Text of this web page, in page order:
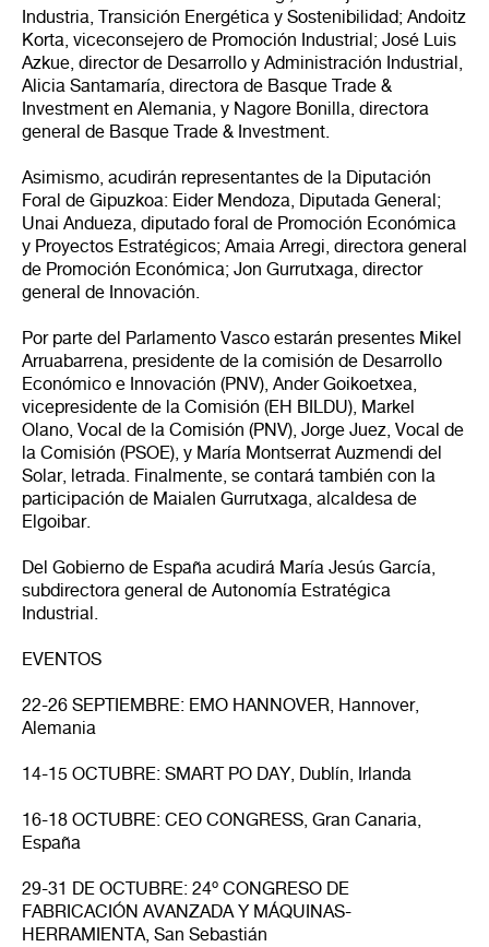
Industria, Transición Energética y Sostenibilidad; Andoitz
Korta, viceconsejero de Promoción Industrial; José Luis
Azkue, director de Desarrollo y Administración Industrial,
Alicia Santamaría, directora de Basque Trade &
Investment en Alemania, y Nagore Bonilla, directora
general de Basque Trade & Investment.
Asimismo, acudirán representantes de la Diputación
Foral de Gipuzkoa: Eider Mendoza, Diputada General;
Unai Andueza, diputado foral de Promoción Económica
y Proyectos Estratégicos; Amaia Arregi, directora general
de Promoción Económica; Jon Gurrutxaga, director
general de Innovación.
Por parte del Parlamento Vasco estarán presentes Mikel
Arruabarrena, presidente de la comisión de Desarrollo
Económico e Innovación (PNV), Ander Goikoetxea,
vicepresidente de la Comisión (EH BILDU), Markel
Olano, Vocal de la Comisión (PNV), Jorge Juez, Vocal de
la Comisión (PSOE), y María Montserrat Auzmendi del
Solar, letrada. Finalmente, se contará también con la
participación de Maialen Gurrutxaga, alcaldesa de
Elgoibar.
Del Gobierno de España acudirá María Jesús García,
subdirectora general de Autonomía Estratégica
Industrial.
EVENTOS
22-26 SEPTIEMBRE: EMO HANNOVER, Hannover,
Alemania
14-15 OCTUBRE: SMART PO DAY, Dublín, Irlanda
16-18 OCTUBRE: CEO CONGRESS, Gran Canaria,
España
29-31 DE OCTUBRE: 24º CONGRESO DE
FABRICACIÓN AVANZADA Y MÁQUINAS-
HERRAMIENTA, San Sebastián